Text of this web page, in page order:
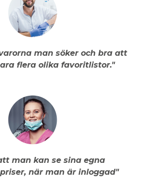
man söker och bra att
flera olika favoritlistor."
man kan se sina egna
när man är inloggad"